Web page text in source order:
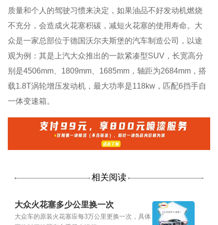
质量和个人的驾驶习惯来决定，如果油品不好发动机燃烧
不充分，会造成火花塞积碳，减短火花塞的使用寿命。大
众是一家总部位于德国沃尔夫斯堡的汽车制造公司，以途
观为例：其是上汽大众推出的一款紧凑型SUV，长宽高分
别是4506mm、1809mm、1685mm，轴距为2684mm，搭
载1.8T涡轮增压发动机，最大功率是118kw，匹配6挡手自
一体变速箱。
相关阅读
大众火花塞多少公里换一次
大众车的原装火花塞应每3万公里更换一次，具体